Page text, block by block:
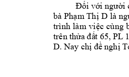
Đối với người
bà Phạm Thị D là
trình làm việc cùng
trên thửa đất 65, PL
D. Nay chị đề nghị